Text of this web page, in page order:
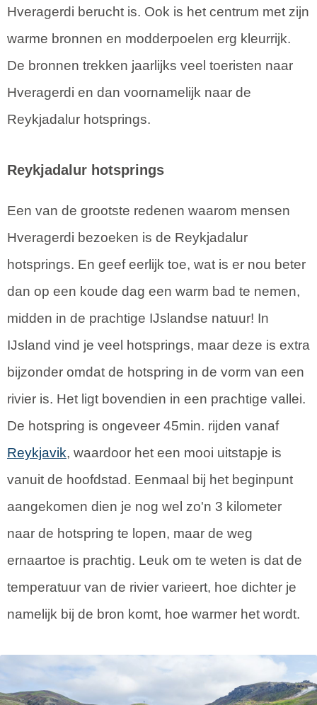
Hveragerdi berucht is. Ook is het centrum met zijn
warme bronnen en modderpoelen erg kleurrijk.
De bronnen trekken jaarlijks veel toeristen naar
Hveragerdi en dan voornamelijk naar de
Reykjadalur hotsprings.
Reykjadalur hotsprings
Een van de grootste redenen waarom mensen
Hveragerdi bezoeken is de Reykjadalur
hotsprings. En geef eerlijk toe, wat is er nou beter
dan op een koude dag een warm bad te nemen,
midden in de prachtige IJslandse natuur! In
IJsland vind je veel hotsprings, maar deze is extra
bijzonder omdat de hotspring in de vorm van een
rivier is. Het ligt bovendien in een prachtige vallei.
De hotspring is ongeveer 45min. rijden vanaf
Reykjavik, waardoor het een mooi uitstapje is
vanuit de hoofdstad. Eenmaal bij het beginpunt
aangekomen dien je nog wel zo'n 3 kilometer
naar de hotspring te lopen, maar de weg
ernaartoe is prachtig. Leuk om te weten is dat de
temperatuur van de rivier varieert, hoe dichter je
namelijk bij de bron komt, hoe warmer het wordt.